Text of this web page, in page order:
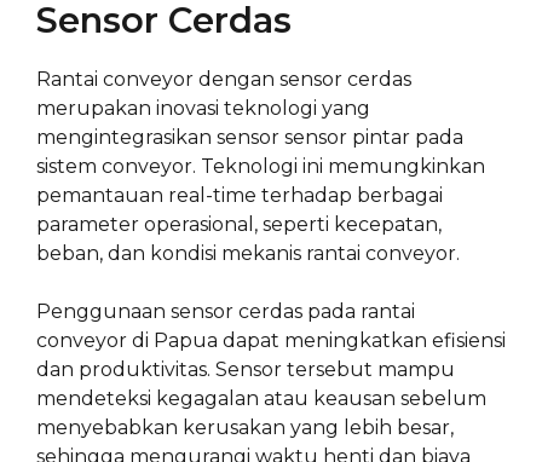
Sensor Cerdas
Rantai conveyor dengan sensor cerdas
merupakan inovasi teknologi yang
mengintegrasikan sensor sensor pintar pada
sistem conveyor. Teknologi ini memungkinkan
pemantauan real-time terhadap berbagai
parameter operasional, seperti kecepatan,
beban, dan kondisi mekanis rantai conveyor.
Penggunaan sensor cerdas pada rantai
conveyor di Papua dapat meningkatkan efisiensi
dan produktivitas. Sensor tersebut mampu
mendeteksi kegagalan atau keausan sebelum
menyebabkan kerusakan yang lebih besar,
sehingga mengurangi waktu henti dan biaya